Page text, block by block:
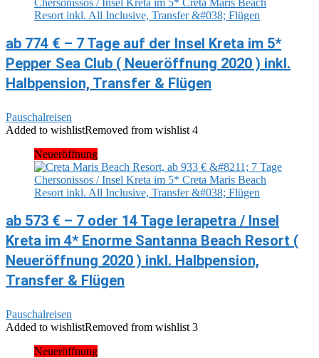
ab 774 € – 7 Tage auf der Insel Kreta im 5*
Pepper Sea Club ( Neueröffnung 2020 ) inkl.
Halbpension, Transfer & Flügen
Pauschalreisen
Added to wishlistRemoved from wishlist 4
Neueröffnung
ab 573 € – 7 oder 14 Tage Ierapetra / Insel
Kreta im 4* Enorme Santanna Beach Resort (
Neueröffnung 2020 ) inkl. Halbpension,
Transfer & Flügen
Pauschalreisen
Added to wishlistRemoved from wishlist 3
Neueröffnung